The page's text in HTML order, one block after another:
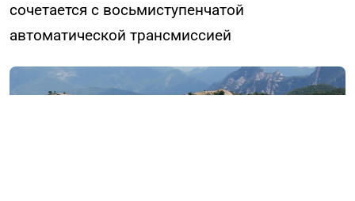
сочетается с восьмиступенчатой
автоматической трансмиссией